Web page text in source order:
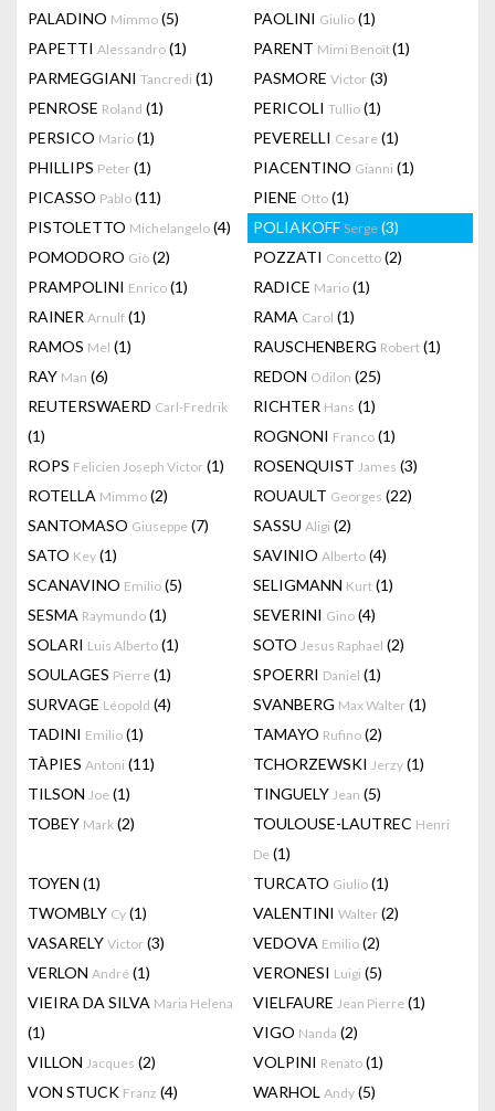
PALADINO Mimmo (5) PAOLINI Giulio (1)
PAPETTI Alessandro (1) PARENT Mimi Benoît(1)
PARMEGGIANI Tancredi (1) PASMORE Victor (3)
PENROSE Roland (1) PERICOLI Tullio (1)
PERSICO Mario (1) PEVERELLI Cesare (1)
PHILLIPS Peter (1) PIACENTINO Gianni (1)
PICASSO Pablo (11) PIENE Otto (1)
PISTOLETTO Michelangelo (4) POLIAKOFF Serge (3)
POMODORO Giò (2) POZZATI Concetto (2)
PRAMPOLINI Enrico (1) RADICE Mario (1)
RAINER Arnulf (1) RAMA Carol (1)
RAMOS Mel (1) RAUSCHENBERG Robert (1)
RAY Man (6) REDON Odilon (25)
REUTERSWAERD Carl-Fredrik
(1)
RICHTER Hans (1)
ROGNONI Franco (1)
ROPS Felicien Joseph Victor (1) ROSENQUIST James (3)
ROTELLA Mimmo (2) ROUAULT Georges (22)
SANTOMASO Giuseppe (7) SASSU Aligi (2)
SATO Key (1) SAVINIO Alberto (4)
SCANAVINO Emilio (5) SELIGMANN Kurt (1)
SESMA Raymundo (1) SEVERINI Gino (4)
SOLARI Luis Alberto (1) SOTO Jesus Raphael (2)
SOULAGES Pierre (1) SPOERRI Daniel (1)
SURVAGE Léopold (4) SVANBERG Max Walter (1)
TADINI Emilio (1) TAMAYO Rufino (2)
TÀPIES Antoni (11) TCHORZEWSKI Jerzy (1)
TILSON Joe (1) TINGUELY Jean (5)
TOBEY Mark (2) TOULOUSE-LAUTREC Henri
De (1)
TOYEN (1) TURCATO Giulio (1)
TWOMBLY Cy (1) VALENTINI Walter (2)
VASARELY Victor (3) VEDOVA Emilio (2)
VERLON André (1) VERONESI Luigi (5)
VIEIRA DA SILVA Maria Helena
(1)
VIELFAURE Jean Pierre (1)
VIGO Nanda (2)
VILLON Jacques (2) VOLPINI Renato (1)
VON STUCK Franz (4) WARHOL Andy (5)